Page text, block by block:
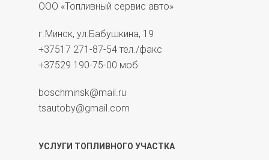
ООО «Топливный сервис авто»
г.Минск, ул.Бабушкина, 19
+37517 271-87-54 тел./факс
+37529 190-75-00 моб.
boschminsk@mail.ru
tsautoby@gmail.com
УСЛУГИ ТОПЛИВНОГО УЧАСТКА